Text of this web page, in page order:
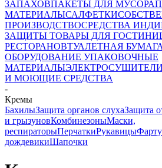
ЗАПАХОВПАКЕТЫ ДЛЯ МУСОРА
МАТЕРИАЛЫСАЛФЕТКИ
ПРОИЗВОДСТВОСРЕДСТВА
ЗАЩИТЫ ТОВАРЫ ДЛЯ
РЕСТОРАНОВТУАЛЕТНАЯ БУМАГА
ОБОРУДОВАНИЕ УПАКОВОЧНЫЕ
МАТЕРИАЛЫ
И МОЮЩИЕ СРЕДСТВА
-
Кремы
БахилыЗащита органов слухаЗащита
и грызуновКомбинезоныМаски,
респираторыПерчаткиРукавицы
дождевикиШапочки